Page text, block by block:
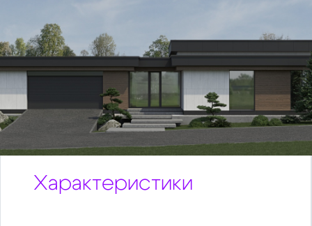
Характеристики